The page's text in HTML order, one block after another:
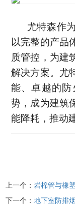
尤特森作
以完整的产品
质管控，为建
解决方案。尤
能、卓越的
势，成为建筑
能降耗，推动
上一个：岩棉管与橡
下一个：地下室防排